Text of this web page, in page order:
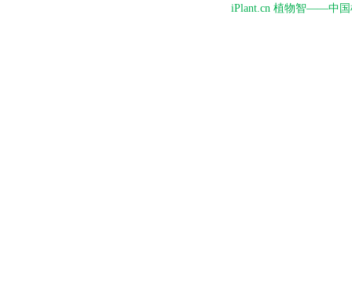
iPlant.cn 植物智——中国